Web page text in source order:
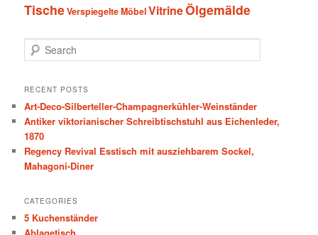
TischeVerspiegelte MöbelVitrineÖlgemälde
e
r
h
RECENT POSTS
Art-Deco-Silberteller-Champagnerkühler-Weinständer
Antiker viktorianischer Schreibtischstuhl aus Eichenleder,
1870
Regency Revival Esstisch mit ausziehbarem Sockel,
Mahagoni-Diner
CATEGORIES
5 Kuchenständer